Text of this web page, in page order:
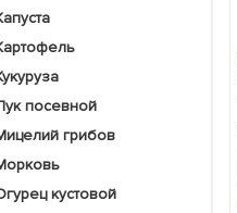
Капуста
Картофель
Кукуруза
Лук посевной
Мицелий грибов
Морковь
Огурец кустовой